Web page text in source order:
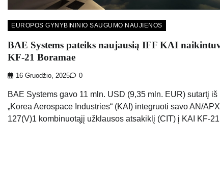
EUROPOS GYNYBININIO SAUGUMO NAUJIENOS
BAE Systems pateiks naujausią IFF KAI
KF-21 Boramae
16 Gruodžio, 2025 0
BAE Systems gavo 11 mln. USD (9,35 mln. EUR) sutartį iš
„Korea Aerospace Industries“ (KAI) integruoti savo AN/
127(V)1 kombinuotąjį užklausos atsakiklį (CIT) į KAI KF-